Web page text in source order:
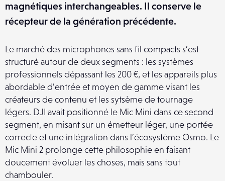
magnétiques interchangeables. Il conserve le
récepteur de la génération précédente.
Le marché des microphones sans fil compacts s’est
structuré autour de deux segments : les systèmes
professionnels dépassant les 200 €, et les appareils plus
abordable d’entrée et moyen de gamme visant les
créateurs de contenu et les sytsème de tournage
légers. DJI avait positionné le Mic Mini dans ce second
segment, en misant sur un émetteur léger, une portée
correcte et une intégration dans l’écosystème Osmo. Le
Mic Mini 2 prolonge cette philosophie en faisant
doucement évoluer les choses, mais sans tout
chambouler.